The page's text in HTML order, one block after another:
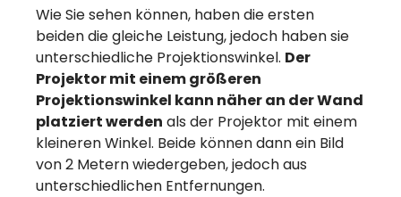
Wie Sie sehen können, haben die ersten
beiden die gleiche Leistung, jedoch haben sie
unterschiedliche Projektionswinkel. Der
Projektor mit einem größeren
Projektionswinkel kann näher an der Wand
platziert werden als der Projektor mit einem
kleineren Winkel. Beide können dann ein Bild
von 2 Metern wiedergeben, jedoch aus
unterschiedlichen Entfernungen.